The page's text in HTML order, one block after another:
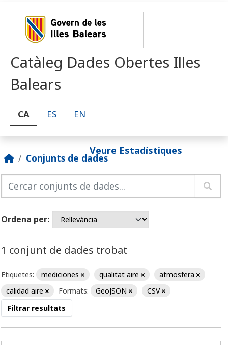
Catàleg Dades Obertes Illes
Balears
CA ES EN
Veure Estadístiques
Conjunts de dades
Ordena per
1 conjunt de dades trobat
Etiquetes: mediciones qualitat aire
atmosfera
calidad aire
Formats: GeoJSON
CSV
Filtrar resultats